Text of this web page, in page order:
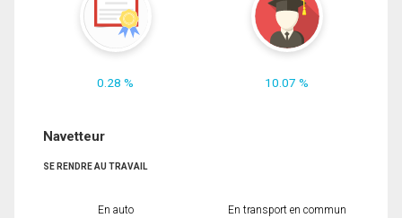
0.28 % 10.07 %
Navetteur
SE RENDRE AU TRAVAIL
En auto En transport en commun